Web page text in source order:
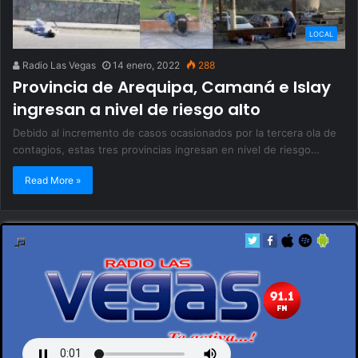
LOCAL
Radio Las Vegas 14 enero, 2022 288
Provincia de Arequipa, Camaná e Islay
ingresan a nivel de riesgo alto
Debido al incremento de casos ocasionados por la tercera ola de
contagios, estas tres provincias ingresan en nivel de riesgo…
Read More »